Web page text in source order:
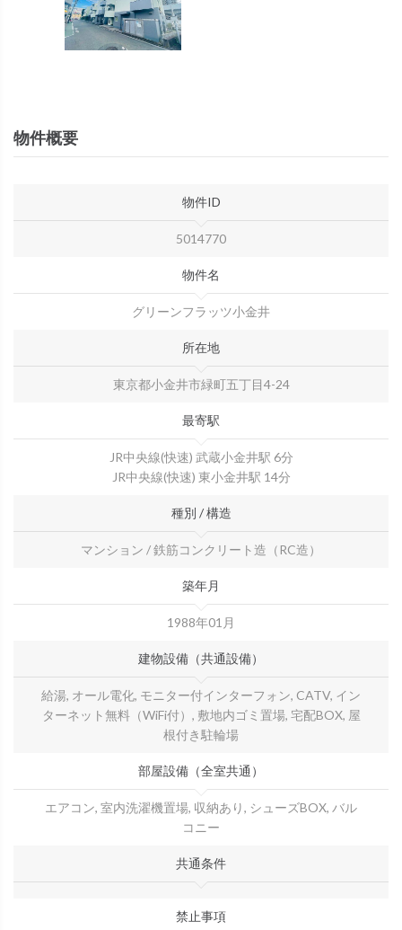
物件概要
物件ID
5014770
物件名
グリーンフラッツ小金井
所在地
東京都小金井市緑町五丁目4-24
最寄駅
JR中央線(快速) 武蔵小金井駅 6分
JR中央線(快速) 東小金井駅 14分
種別 / 構造
マンション / 鉄筋コンクリート造（RC造）
築年月
1988年01月
建物設備（共通設備）
給湯, オール電化, モニター付インターフォン, CATV, イン
ターネット無料（WiFi付）, 敷地内ゴミ置場, 宅配BOX, 屋
根付き駐輪場
部屋設備（全室共通）
エアコン, 室内洗濯機置場, 収納あり, シューズBOX, バル
コニー
共通条件
禁止事項